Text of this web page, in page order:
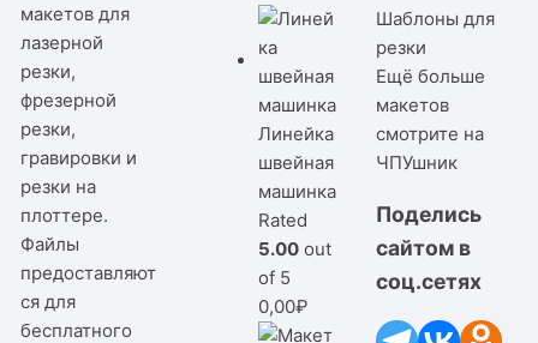
макетов для
лазерной
резки,
фрезерной
резки,
гравировки и
резки на
плоттере.
Файлы
предоставляют
ся для
бесплатного
Линейка
швейная
машинка
Rated
5.00 out
of 5
0,00₽
Шаблоны для
резки
Ещё больше
макетов
смотрите на
ЧПУшник
Поделись
сайтом в
соц.сетях